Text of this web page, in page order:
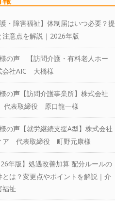
アップ、効率的な運用
社労士変更をお考えの方へ
お客様の声
護・障害福祉】体制届はいつ必要？提
注意点を解説｜2026年版
の声 【訪問介護・有料老人ホー
会社AIC 大橋様
の声【訪問介護事業所】株式会社
代表取締役 原口龍一様
の声【就労継続支援A型】株式会社
ア 代表取締役 町野元康様
年版】処遇改善加算 配分ルールの
とは？変更点やポイントを解説｜介
福祉